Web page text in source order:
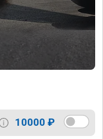
10000 ₽